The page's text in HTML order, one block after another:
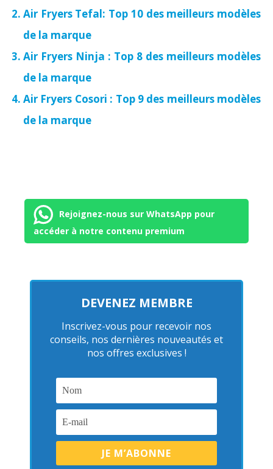
Air Fryers Tefal: Top 10 des meilleurs modèles
de la marque
Air Fryers Ninja : Top 8 des meilleurs modèles
de la marque
Air Fryers Cosori : Top 9 des meilleurs modèles
de la marque
Rejoignez-nous sur WhatsApp pour
accéder à notre contenu premium
DEVENEZ MEMBRE
Inscrivez-vous pour recevoir nos
conseils, nos dernières nouveautés et
nos offres exclusives !